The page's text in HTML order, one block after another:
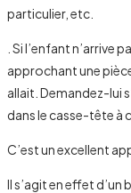
particulier, etc.
. Si l’enfant n’arrive
approchant une
allait. Demandez-lui
dans le casse-tête à
C’est un excellent
Il s’agit en effet